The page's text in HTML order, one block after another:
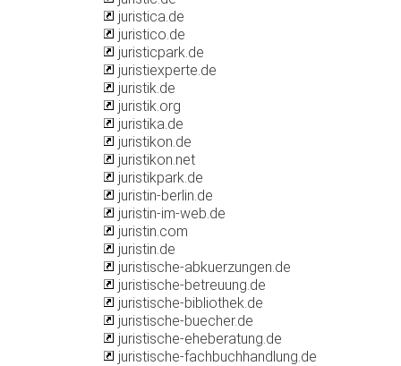
juristica.de
juristico.de
juristicpark.de
juristiexperte.de
juristik.de
juristik.org
juristika.de
juristikon.de
juristikon.net
juristikpark.de
juristin-berlin.de
juristin-im-web.de
juristin.com
juristin.de
juristische-abkuerzungen.de
juristische-betreuung.de
juristische-bibliothek.de
juristische-buecher.de
juristische-eheberatung.de
juristische-fachbuchhandlung.de